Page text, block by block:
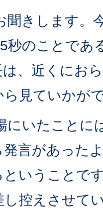
きします。
秒のことであ
、近くにお
ら見ていかが
にいたことに
言があった
いうことで
し控えさせて